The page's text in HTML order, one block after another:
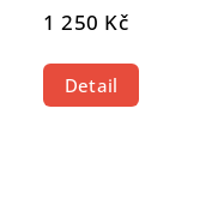
1 250 Kč
Detail